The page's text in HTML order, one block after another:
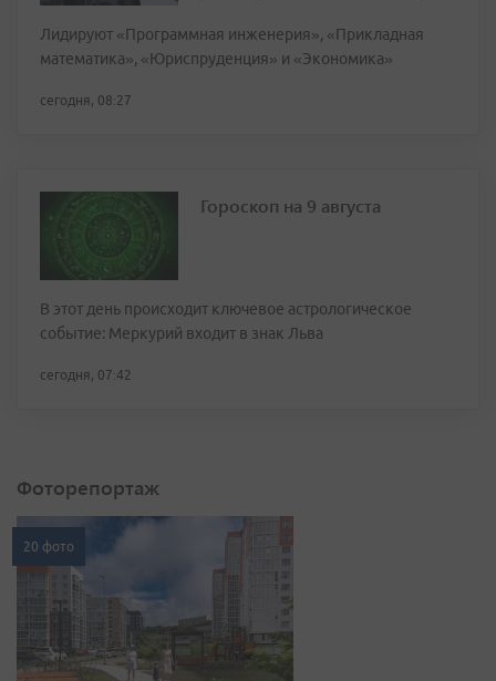
Лидируют «Программная инженерия», «Прикладная
математика», «Юриспруденция» и «Экономика»
сегодня, 08:27
Гороскоп на 9 августа
В этот день происходит ключевое астрологическое
событие: Меркурий входит в знак Льва
сегодня, 07:42
Фоторепортаж
20 фото